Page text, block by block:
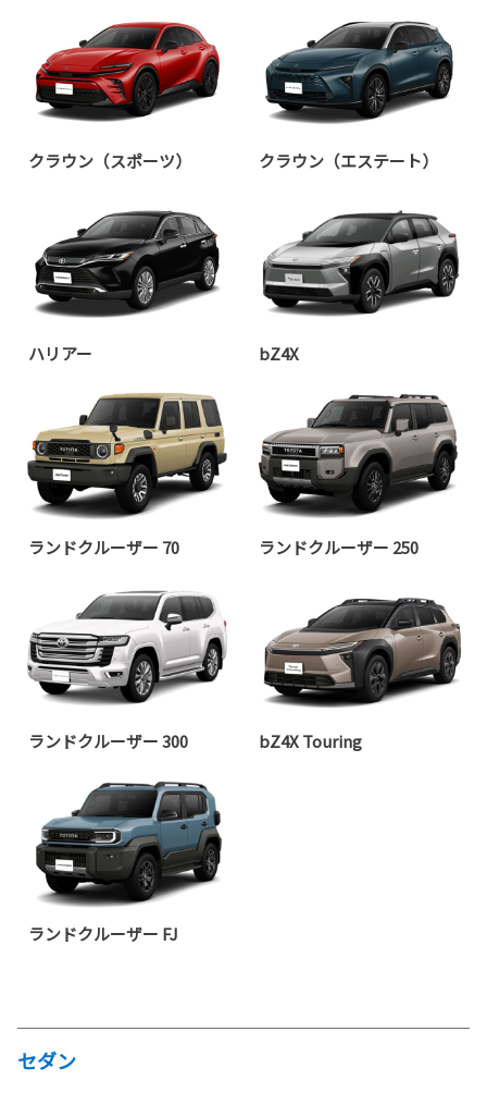
クラウン（スポーツ） クラウン（エステート）
ハリアー bZ4X
ランドクルーザー 70 ランドクルーザー 250
ランドクルーザー 300 bZ4X Touring
ランドクルーザー FJ
セダン